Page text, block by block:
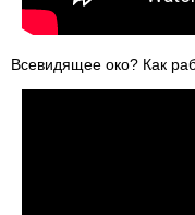
Всевидящее око? Как